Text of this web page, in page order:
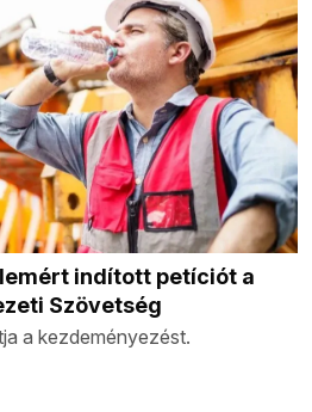
indított petíciót a
Szövetség
a kezdeményezést.